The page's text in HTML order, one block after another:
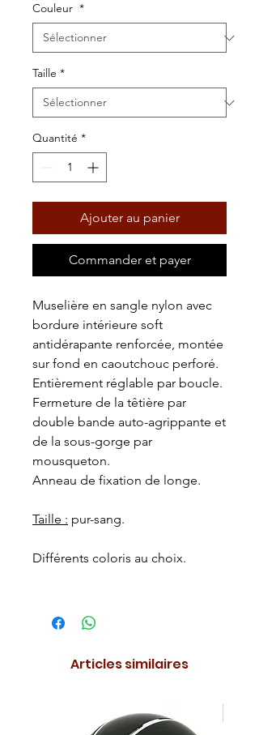
Couleur *
Taille *
Quantité *
Ajouter au panier
Commander et payer
Muselière en sangle nylon avec
bordure intérieure soft
antidérapante renforcée, montée
sur fond en caoutchouc perforé.
Entièrement réglable par boucle.
Fermeture de la têtière par
double bande auto-agrippante et
de la sous-gorge par
mousqueton.
Anneau de fixation de longe.
Taille : pur-sang.
Différents coloris au choix.
Articles similaires